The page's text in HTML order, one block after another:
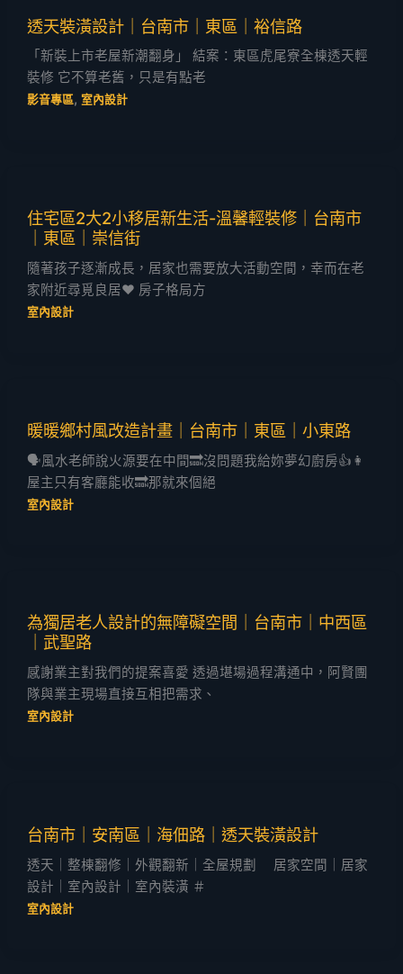
透天裝潢設計｜台南市｜東區｜裕信路
「新裝上市老屋新潮翻身」 結案：東區虎尾寮全棟透天輕
裝修 它不算老舊，只是有點老
影音專區, 室內設計
住宅區2大2小移居新生活-溫馨輕裝修｜台南市
｜東區｜崇信街
隨著孩子逐漸成長，居家也需要放大活動空間，幸而在老
家附近尋覓良居❤️ 房子格局方
室內設計
暖暖鄉村風改造計畫｜台南市｜東區｜小東路
🗣️風水老師說火源要在中間🔜沒問題我給妳夢幻廚房👍👩
屋主只有客廳能收🔜那就來個絕
室內設計
為獨居老人設計的無障礙空間｜台南市｜中西區
｜武聖路
感謝業主對我們的提案喜愛 透過堪場過程溝通中，阿賢團
隊與業主現場直接互相把需求、
室內設計
台南市｜安南區｜海佃路｜透天裝潢設計
透天｜整棟翻修｜外觀翻新｜全屋規劃 居家空間｜居家
設計｜室內設計｜室內裝潢 ＃
室內設計